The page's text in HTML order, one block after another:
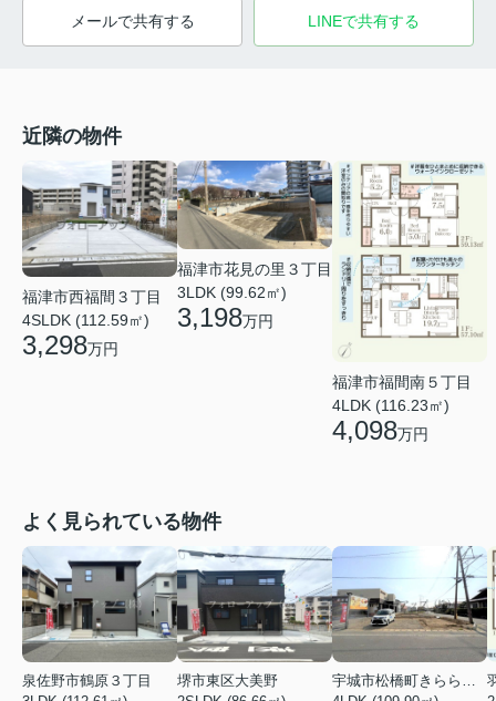
メールで共有する LINEで共有する
近隣の物件
福津市西福間３丁目
4SLDK (112.59㎡)
3,298万円
福津市花見の里３丁目
3LDK (99.62㎡)
3,198万円
福津市福間南５丁目
4LDK (116.23㎡)
4,098万円
よく見られている物件
泉佐野市鶴原３丁目
堺市東区大美野
宇城市松橋町きらら３丁目